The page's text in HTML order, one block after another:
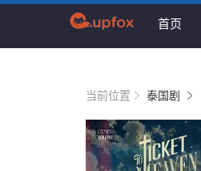
首页
当前位置 泰国剧